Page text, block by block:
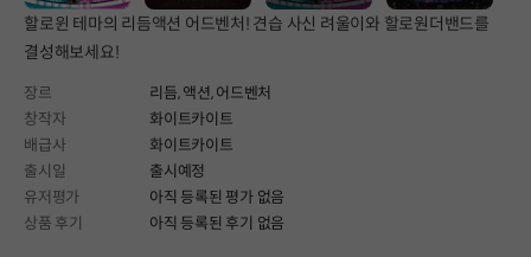
할로윈 테마의 리듬액션 어드벤처! 견습 사신 려울이와 할로원더밴드를
결성해보세요!
장르 리듬,액션,어드벤처
창작자
화이트카이트
배급사
화이트카이트
출시일
출시예정
유저평가
아직 등록된 평가 없음
상품 후기
아직 등록된 후기 없음